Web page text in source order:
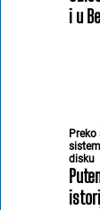
i u
disku